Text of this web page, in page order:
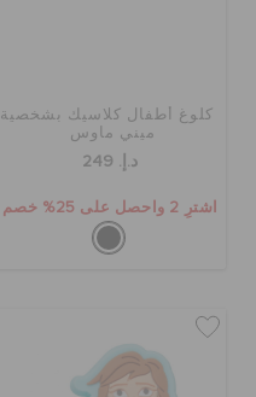
خدمة العملاء
كلوغ أطفال كلاسيك بشخصية
ميني ماوس
د.إ. 249
اشترِ 2 واحصل على 25% خصم